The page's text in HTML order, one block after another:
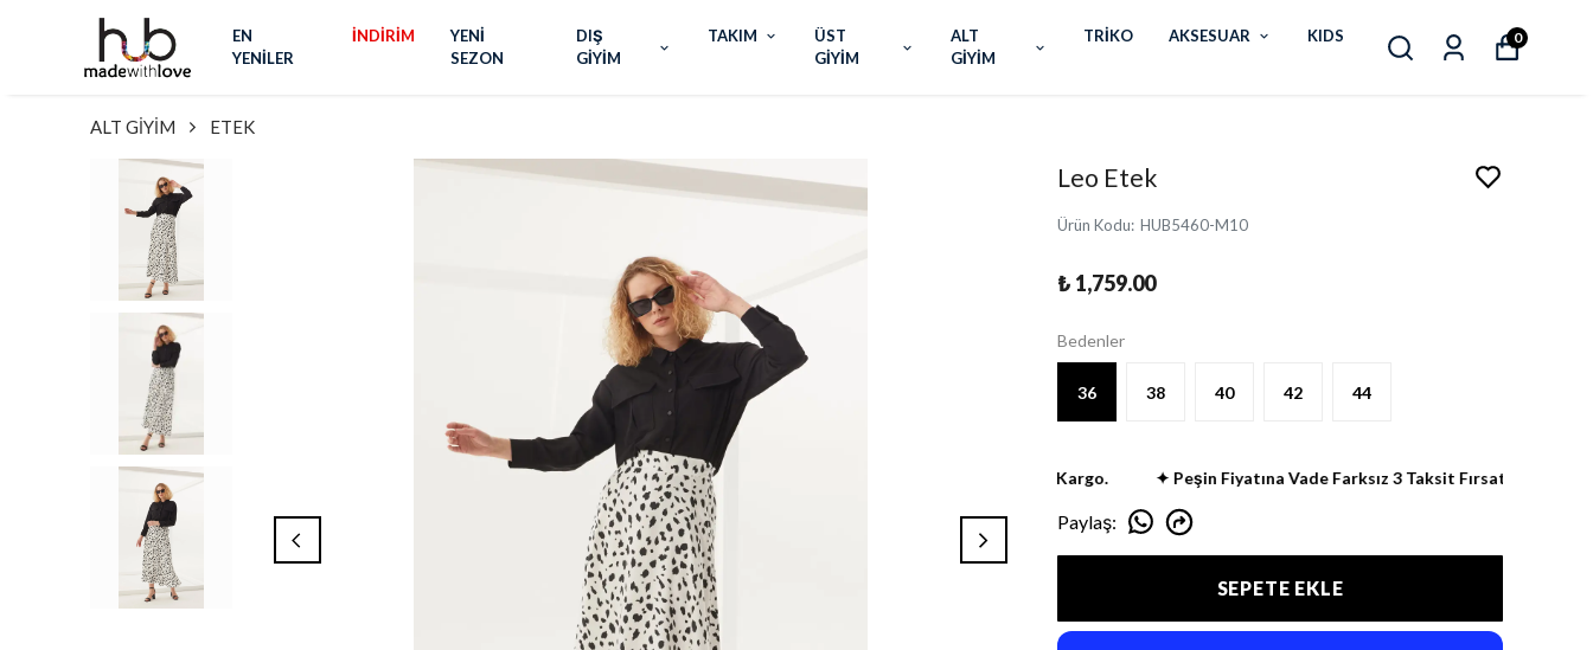
EN
YENİLER
İNDİRİM
YENİ
SEZON
DIŞ
GİYİM
TAKIM
ÜST
GİYİM
ALT
GİYİM
TRİKO AKSESUAR KIDS 0
ALT GİYİM ETEK
Leo Etek
Ürün Kodu: HUB5460-M10
₺ 1,759.00
Bedenler
36 38 40 42 44
✦ 2000 TL Üzeri Ücretsiz Kargo. ✦ Peşin Fiyatına Vade Farksız 3 Taksit Fırsatı
Paylaş:
SEPETE EKLE